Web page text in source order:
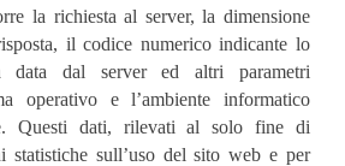
la richiesta al server, la dimensione
il codice numerico indicante lo
data dal server ed altri parametri
operativo e l’ambiente informatico
Questi dati, rilevati al solo fine di
statistiche sull’uso del sito web e per